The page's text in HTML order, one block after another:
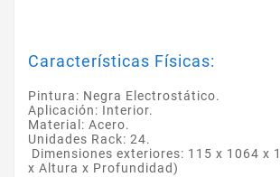
Características Físicas:
Pintura: Negra Electrostático.
Aplicación: Interior.
Material: Acero.
Unidades Rack: 24.
Dimensiones exteriores: 115 x 1064 x
x Altura x Profundidad)